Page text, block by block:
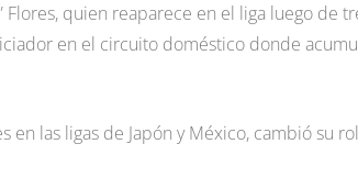
quien reaparece en el liga luego de
en el circuito doméstico donde
las ligas de Japón y México, cambió su